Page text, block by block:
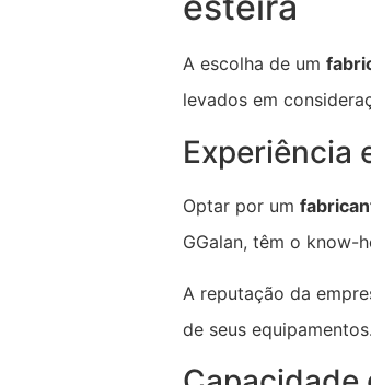
A escolha de um
levados em
Experiência
Optar por um
GGalan, têm o know-
A reputação da
de seus equipamentos.